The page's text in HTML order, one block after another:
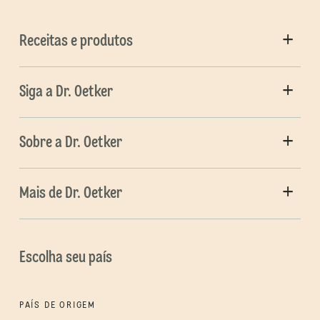
Receitas e produtos
Siga a Dr. Oetker
Sobre a Dr. Oetker
Mais de Dr. Oetker
Escolha seu país
PAÍS DE ORIGEM